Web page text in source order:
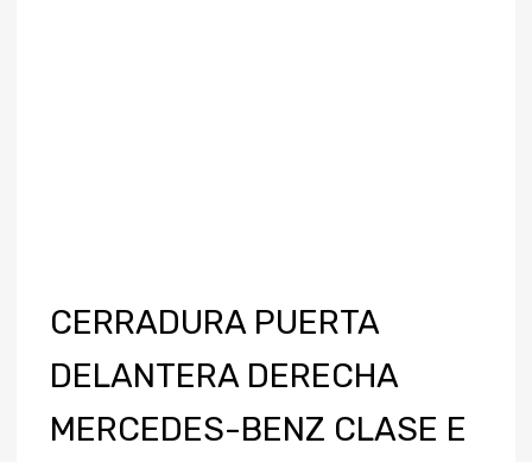
CERRADURA PUERTA
DELANTERA DERECHA
MERCEDES-BENZ CLASE E